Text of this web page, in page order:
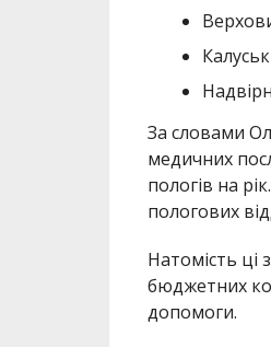
За словами
медичних
пологів на
пологових
Натомість ці
бюджетних
допомоги.